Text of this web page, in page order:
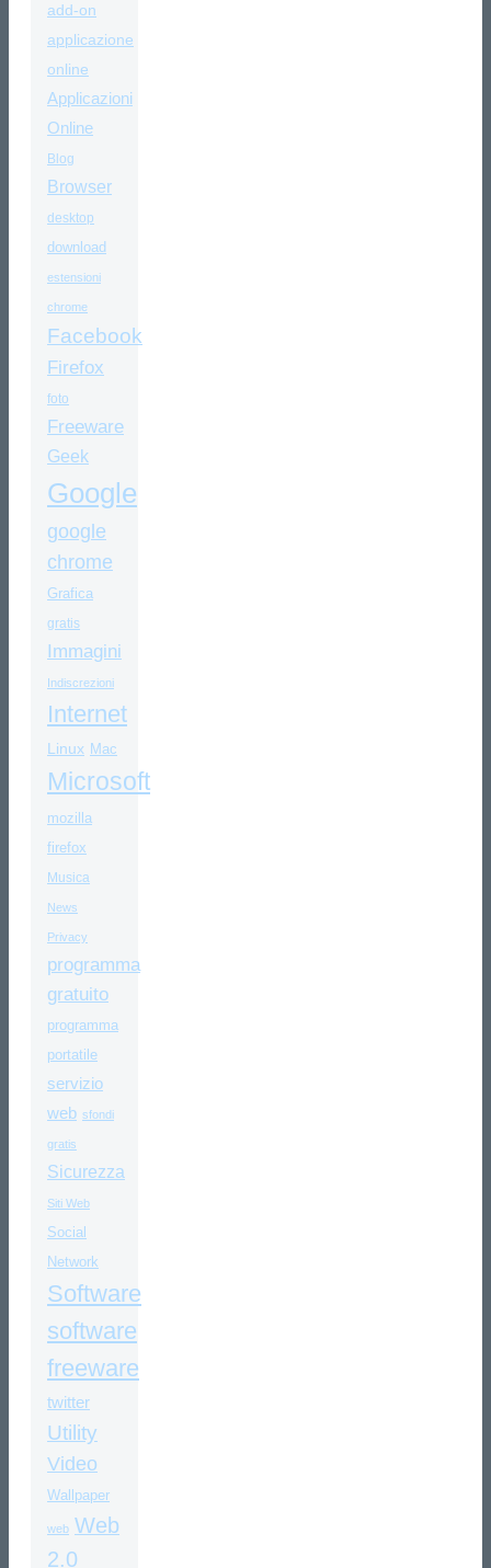
add-on
applicazione
online
Applicazioni
Online
Blog
Browser
desktop
download
estensioni
chrome
Facebook
Firefox
foto
Freeware
Geek
Google
google
chrome
Grafica
gratis
Immagini
Indiscrezioni
Internet
Linux Mac
Microsoft
mozilla
firefox
Musica
News
Privacy
programma
gratuito
programma
portatile
servizio
web sfondi
gratis
Sicurezza
Siti Web
Social
Network
Software
software
freeware
twitter
Utility
Video
Wallpaper
web Web
2.0